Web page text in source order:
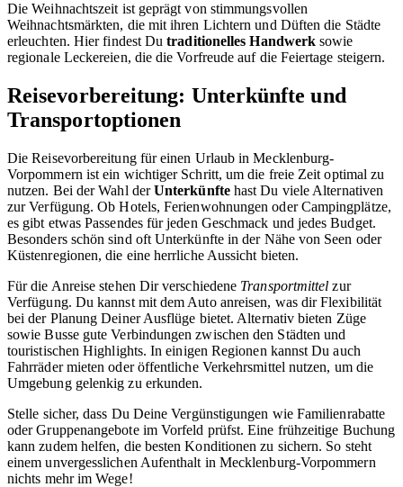
Die Weihnachtszeit ist geprägt von stimmungsvollen
Weihnachtsmärkten, die mit ihren Lichtern und Düften die Städte
erleuchten. Hier findest Dutraditionelles Handwerk sowie
regionale Leckereien, die die Vorfreude auf die Feiertage steigern.
Reisevorbereitung: Unterkünfte und
Transportoptionen
Die Reisevorbereitung für einen Urlaub in Mecklenburg-
Vorpommern ist ein wichtiger Schritt, um die freie Zeit optimal zu
nutzen. Bei der Wahl derUnterkünftehast Du viele Alternativen
zur Verfügung. Ob Hotels, Ferienwohnungen oder Campingplätze,
es gibt etwas Passendes für jeden Geschmack und jedes Budget.
Besonders schön sind oft Unterkünfte in der Nähe von Seen oder
Küstenregionen, die eine herrliche Aussicht bieten.
Für die Anreise stehen Dir verschiedene Transportmittel zur
Verfügung. Du kannst mit dem Auto anreisen, was dir Flexibilität
bei der Planung Deiner Ausflüge bietet. Alternativ bieten Züge
sowie Busse gute Verbindungen zwischen den Städten und
touristischen Highlights. In einigen Regionen kannst Du auch
Fahrräder mieten oder öffentliche Verkehrsmittel nutzen, um die
Umgebung gelenkig zu erkunden.
Stelle sicher, dass Du Deine Vergünstigungen wie Familienrabatte
oder Gruppenangebote im Vorfeld prüfst. Eine frühzeitige Buchung
kann zudem helfen, die besten Konditionen zu sichern. So steht
einem unvergesslichen Aufenthalt in Mecklenburg-Vorpommern
nichts mehr im Wege!